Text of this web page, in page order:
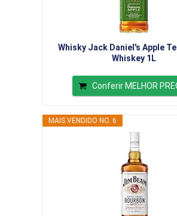
Whisky Jack Daniel's Apple
Whiskey 1L
Conferir MELHOR
MAIS VENDIDO NO. 6